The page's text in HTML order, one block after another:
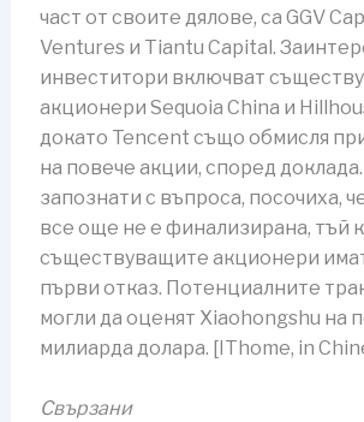
част от своите дялове, са GGV
Ventures и Tiantu Capital.
инвеститори включват
акционери Sequoia China и
докато Tencent също обмисля
на повече акции, според
запознати с въпроса, посочиха,
все още не е финализирана, тъй
съществуващите акционери
първи отказ. Потенциалните
могли да оценят Xiaohongshu на
милиарда долара. [IThome, in
Свързани